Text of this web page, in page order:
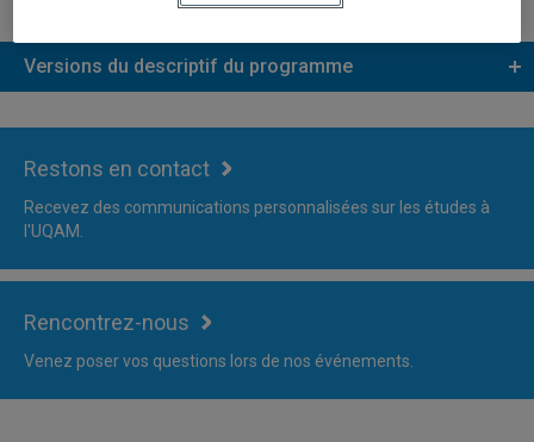
Versions du descriptif du programme
Restons en contact
Recevez des communications personnalisées sur les études à
l'UQAM.
Rencontrez-nous
Venez poser vos questions lors de nos événements.